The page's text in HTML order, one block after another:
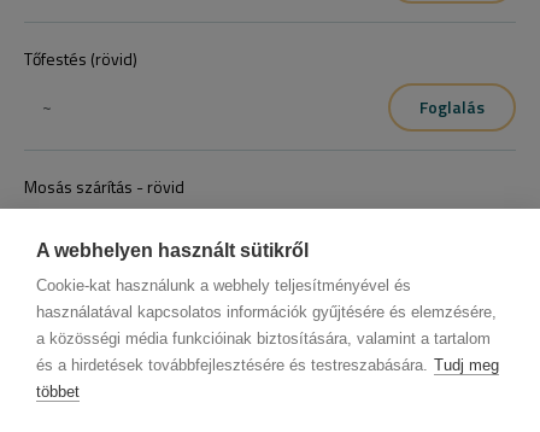
A webhelyen használt sütikről
Cookie-kat használunk a webhely teljesítményével és
használatával kapcsolatos információk gyűjtésére és elemzésére,
a közösségi média funkcióinak biztosítására, valamint a tartalom
és a hirdetések továbbfejlesztésére és testreszabására. Tudj meg
többet
Tőfestés (rövid)
~
Foglalás
Mosás szárítás - rövid